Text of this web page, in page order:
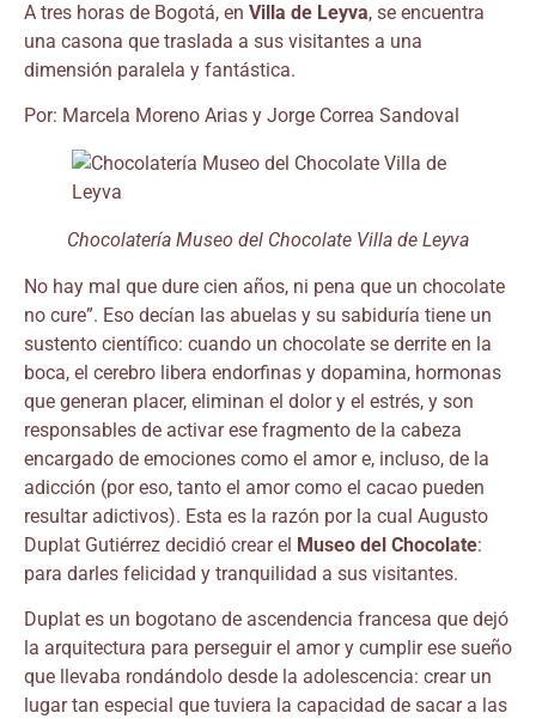
A tres horas de Bogotá, en Villa de Leyva, se encuentra
una casona que traslada a sus visitantes a una
dimensión paralela y fantástica.
Por: Marcela Moreno Arias y Jorge Correa Sandoval
Chocolatería Museo del Chocolate Villa de Leyva
No hay mal que dure cien años, ni pena que un chocolate
no cure”. Eso decían las abuelas y su sabiduría tiene un
sustento científico: cuando un chocolate se derrite en la
boca, el cerebro libera endorfinas y dopamina, hormonas
que generan placer, eliminan el dolor y el estrés, y son
responsables de activar ese fragmento de la cabeza
encargado de emociones como el amor e, incluso, de la
adicción (por eso, tanto el amor como el cacao pueden
resultar adictivos). Esta es la razón por la cual Augusto
Duplat Gutiérrez decidió crear el Museo del Chocolate:
para darles felicidad y tranquilidad a sus visitantes.
Duplat es un bogotano de ascendencia francesa que dejó
la arquitectura para perseguir el amor y cumplir ese sueño
que llevaba rondándolo desde la adolescencia: crear un
lugar tan especial que tuviera la capacidad de sacar a las